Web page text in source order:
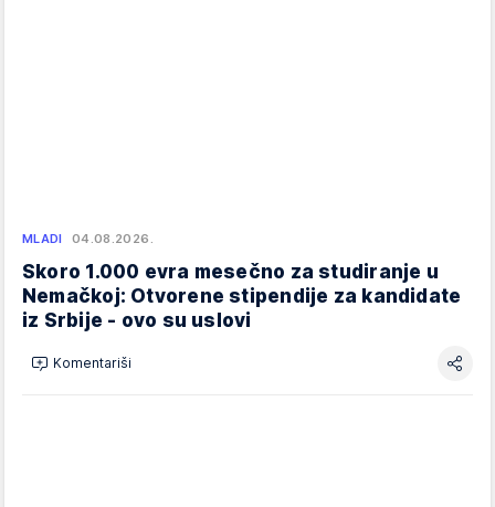
MLADI 04.08.2026.
Skoro 1.000 evra mesečno za studiranje u
Nemačkoj: Otvorene stipendije za kandidate
iz Srbije - ovo su uslovi
Komentariši